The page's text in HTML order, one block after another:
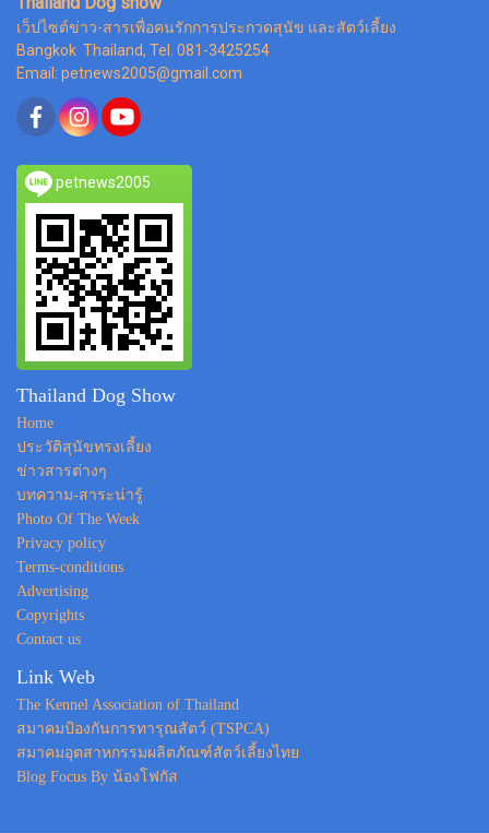
เว็ปไซต์ข่าว-สารเพื่อคนรักการประกวดสุนัข และสัตว์เลี้ยง
Bangkok Thailand, Tel. 081-3425254
Email: petnews2005@gmail.com
petnews2005
Thailand Dog Show
Home
ประวัติสุนัขทรงเลี้ยง
ข่าวสารต่างๆ
บทความ-สาระน่ารู้
Photo Of The Week
Privacy policy
Terms-conditions
Advertising
Copyrights
Contact us
Link Web
The Kennel Association of Thailand
สมาคมป้องกันการทารุณสัตว์ (TSPCA)
สมาคมอุตสาหกรรมผลิตภัณฑ์สัตว์เลี้ยงไทย
Blog Focus By น้องโฟกัส